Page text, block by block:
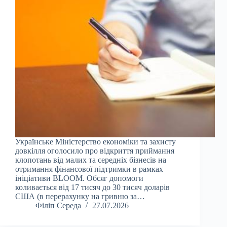
Українське Міністерство економіки та захисту
довкілля оголосило про відкриття приймання
клопотань від малих та середніх бізнесів на
отримання фінансової підтримки в рамках
ініціативи BLOOM. Обсяг допомоги
коливається від 17 тисяч до 30 тисяч доларів
США (в перерахунку на гривню за…
Філіп Середа
27.07.2026